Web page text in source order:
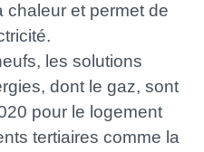
et permet de
les solutions
dont le gaz, sont
pour le logement
tertiaires comme la